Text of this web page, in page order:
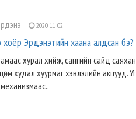
2020-11-02
Эрдэнэтийн хаана алдсан бэ?
хурал хийж, сангийн сайд саяхан
худал хуурмаг хэвлэлийн акцууд.